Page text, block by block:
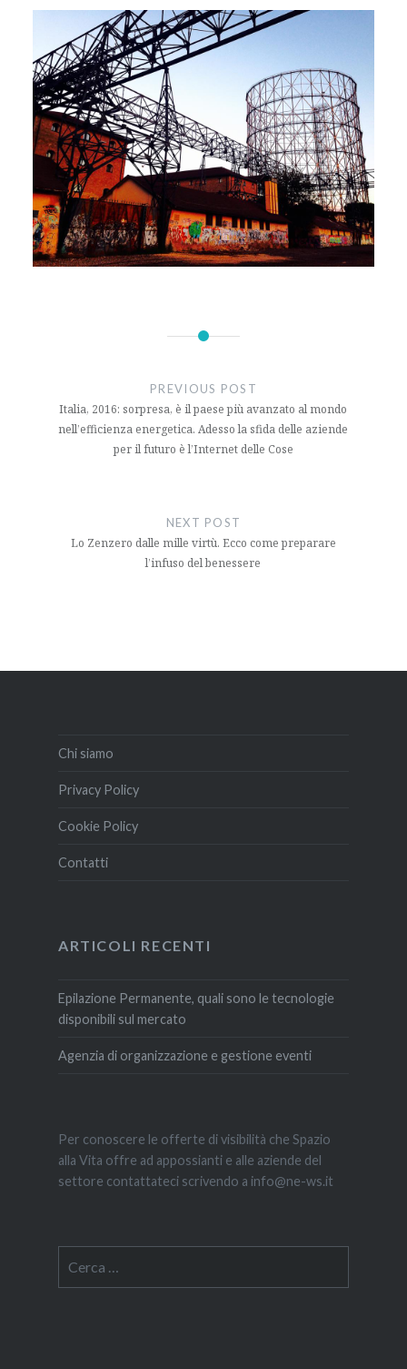
PREVIOUS POST
Italia, 2016: sorpresa, è il paese più avanzato al mondo
nell’efficienza energetica. Adesso la sfida delle aziende
per il futuro è l’Internet delle Cose
NEXT POST
Lo Zenzero dalle mille virtù. Ecco come preparare
l’infuso del benessere
Chi siamo
Privacy Policy
Cookie Policy
Contatti
ARTICOLI RECENTI
Epilazione Permanente, quali sono le tecnologie
disponibili sul mercato
Agenzia di organizzazione e gestione eventi
Per conoscere le offerte di visibilità che Spazio
alla Vita offre ad appossianti e alle aziende del
settore contattateci scrivendo a info@ne-ws.it
per: